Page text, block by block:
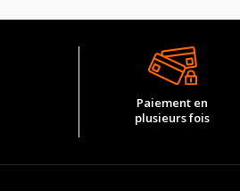
Paiement en
plusieurs fois